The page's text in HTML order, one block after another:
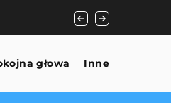
Jak coboty
głowa Inne